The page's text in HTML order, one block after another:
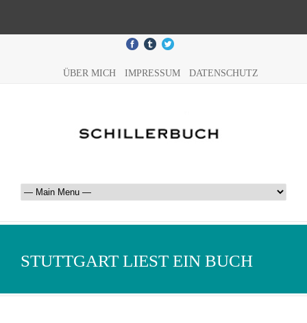
ÜBER MICH IMPRESSUM DATENSCHUTZ
STUTTGART LIEST EIN BUCH